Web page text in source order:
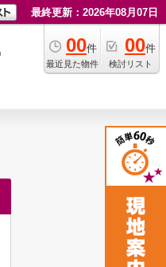
最終更新：2026年08月07日
00件
最近見た物件
00件
検討リスト